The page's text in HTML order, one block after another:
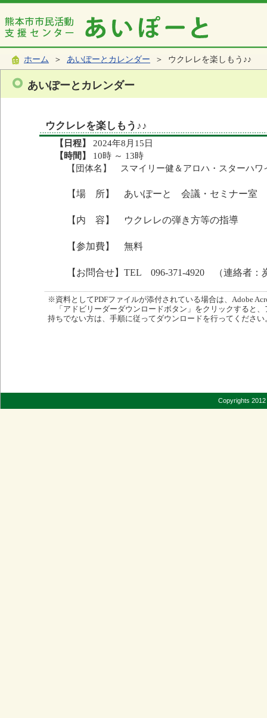
ホーム ＞ あいぽーとカレンダー ＞ ウクレレを楽しもう♪♪
あいぽーとカレンダー
ウクレレを楽しもう♪♪
【日程】
2024年8月15日
【時間】
10時 ～ 13時
【団体名】 スマイリー健＆アロハ・スターハワ
【場 所】 あいぽーと 会議・セミナー室
【内 容】 ウクレレの弾き方等の指導
【参加費】 無料
【お問合せ】TEL 096-371-4920 （連絡者：
※資料としてPDFファイルが添付されている場合は、Adobe
「アドビリーダーダウンロードボタン」をクリックすると
持ちでない方は、手順に従ってダウンロードを行ってください
Copyrights